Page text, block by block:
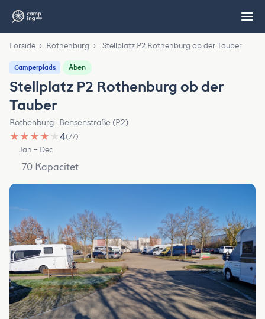
Forside › Rothenburg › Stellplatz P2 Rothenburg ob der Tauber
Camperplads Åben
Stellplatz P2 Rothenburg ob der
Tauber
Rothenburg · Bensenstraße (P2)
★ ★ ★ ★ ★4(77)
Jan – Dec
70 Kapacitet